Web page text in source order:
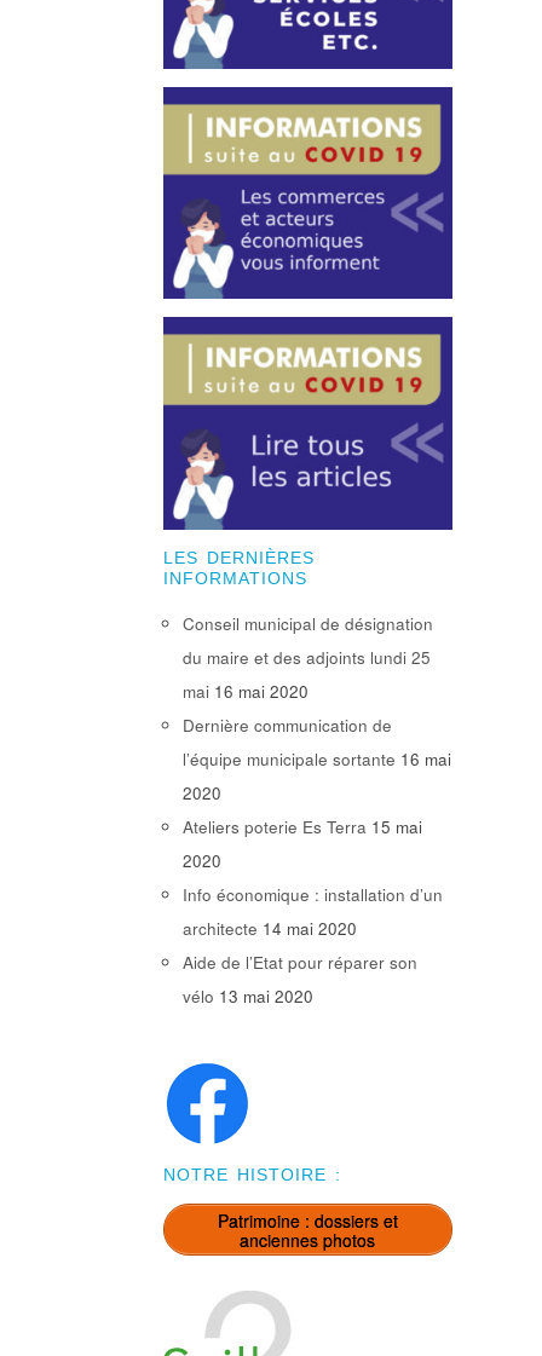
LES DERNIÈRES
INFORMATIONS
Conseil municipal de désignation
du maire et des adjoints lundi 25
mai 16 mai 2020
Dernière communication de
l’équipe municipale sortante 16 mai
2020
Ateliers poterie Es Terra 15 mai
2020
Info économique : installation d’un
architecte 14 mai 2020
Aide de l’Etat pour réparer son
vélo 13 mai 2020
NOTRE HISTOIRE :
Patrimoine : dossiers et
anciennes photos